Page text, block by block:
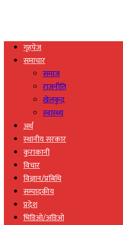
गृहपेज
समाचार
समाज
राजनीति
खेलकुद
स्वास्थ्य
अर्थ
स्थानीय सरकार
कुराकानी
विचार
विज्ञान/प्रबिधि
सम्पादकीय
प्रदेश
भिडिओ/अडिओ